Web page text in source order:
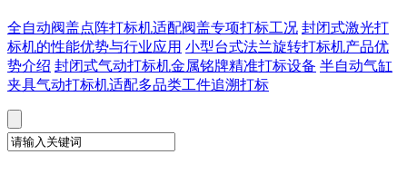
全自动阀盖点阵打标机适配阀盖专项打标工况 封闭式激光打
标机的性能优势与行业应用 小型台式法兰旋转打标机产品优
势介绍 封闭式气动打标机金属铭牌精准打标设备 半自动气缸
夹具气动打标机适配多品类工件追溯打标